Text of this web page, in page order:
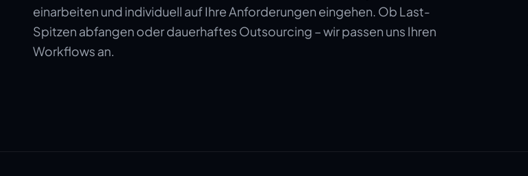
einarbeiten und individuell auf Ihre Anforderungen eingehen. Ob Last-
Spitzen abfangen oder dauerhaftes Outsourcing – wir passen uns Ihren
Workflows an.